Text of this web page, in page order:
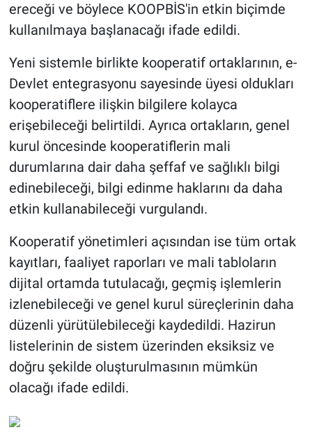
ereceği ve böylece KOOPBİS'in etkin biçimde
kullanılmaya başlanacağı ifade edildi.
Yeni sistemle birlikte kooperatif ortaklarının, e-
Devlet entegrasyonu sayesinde üyesi oldukları
kooperatiflere ilişkin bilgilere kolayca
erişebileceği belirtildi. Ayrıca ortakların, genel
kurul öncesinde kooperatiflerin mali
durumlarına dair daha şeffaf ve sağlıklı bilgi
edinebileceği, bilgi edinme haklarını da daha
etkin kullanabileceği vurgulandı.
Kooperatif yönetimleri açısından ise tüm ortak
kayıtları, faaliyet raporları ve mali tabloların
dijital ortamda tutulacağı, geçmiş işlemlerin
izlenebileceği ve genel kurul süreçlerinin daha
düzenli yürütülebileceği kaydedildi. Hazirun
listelerinin de sistem üzerinden eksiksiz ve
doğru şekilde oluşturulmasının mümkün
olacağı ifade edildi.